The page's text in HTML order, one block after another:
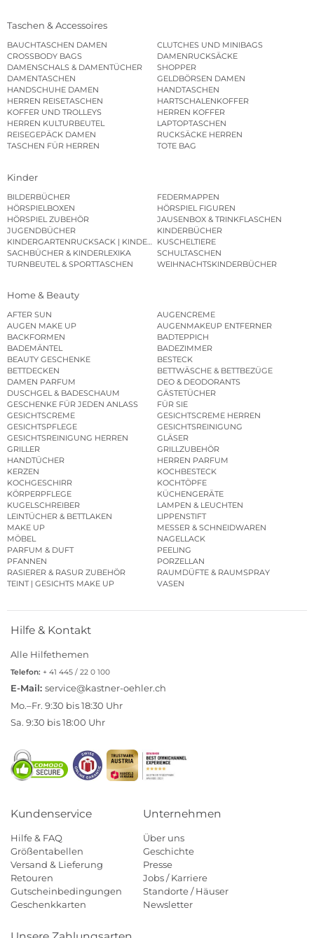
Taschen & Accessoires
BAUCHTASCHEN DAMEN
CLUTCHES UND MINIBAGS
CROSSBODY BAGS
DAMENRUCKSÄCKE
DAMENSCHALS & DAMENTÜCHER
SHOPPER
DAMENTASCHEN
GELDBÖRSEN DAMEN
HANDSCHUHE DAMEN
HANDTASCHEN
HERREN REISETASCHEN
HARTSCHALENKOFFER
KOFFER UND TROLLEYS
HERREN KOFFER
HERREN KULTURBEUTEL
LAPTOPTASCHEN
REISEGEPÄCK DAMEN
RUCKSÄCKE HERREN
TASCHEN FÜR HERREN
TOTE BAG
Kinder
BILDERBÜCHER
FEDERMAPPEN
HÖRSPIELBOXEN
HÖRSPIEL FIGUREN
HÖRSPIEL ZUBEHÖR
JAUSENBOX & TRINKFLASCHEN
JUGENDBÜCHER
KINDERBÜCHER
KINDERGARTENRUCKSACK | KINDERGARTENBEUTEL
KUSCHELTIERE
SACHBÜCHER & KINDERLEXIKA
SCHULTASCHEN
TURNBEUTEL & SPORTTASCHEN
WEIHNACHTSKINDERBÜCHER
Home & Beauty
AFTER SUN
AUGENCREME
AUGEN MAKE UP
AUGENMAKEUP ENTFERNER
BACKFORMEN
BADTEPPICH
BADEMÄNTEL
BADEZIMMER
BEAUTY GESCHENKE
BESTECK
BETTDECKEN
BETTWÄSCHE & BETTBEZÜGE
DAMEN PARFUM
DEO & DEODORANTS
DUSCHGEL & BADESCHAUM
GÄSTETÜCHER
GESCHENKE FÜR JEDEN ANLASS
FÜR SIE
GESICHTSCREME
GESICHTSCREME HERREN
GESICHTSPFLEGE
GESICHTSREINIGUNG
GESICHTSREINIGUNG HERREN
GLÄSER
GRILLER
GRILLZUBEHÖR
HANDTÜCHER
HERREN PARFUM
KERZEN
KOCHBESTECK
KOCHGESCHIRR
KOCHTÖPFE
KÖRPERPFLEGE
KÜCHENGERÄTE
KUGELSCHREIBER
LAMPEN & LEUCHTEN
LEINTÜCHER & BETTLAKEN
LIPPENSTIFT
MAKE UP
MESSER & SCHNEIDWAREN
MÖBEL
NAGELLACK
PARFUM & DUFT
PEELING
PFANNEN
PORZELLAN
RASIERER & RASUR ZUBEHÖR
RAUMDÜFTE & RAUMSPRAY
TEINT | GESICHTS MAKE UP
VASEN
Hilfe & Kontakt
Alle Hilfethemen
Telefon: + 41 445 / 22 0 100
E-Mail: service@kastner-oehler.ch
Mo.–Fr. 9:30 bis 18:30 Uhr
Sa. 9:30 bis 18:00 Uhr
Kundenservice
Hilfe & FAQ
Größentabellen
Versand & Lieferung
Retouren
Gutscheinbedingungen
Geschenkkarten
Unternehmen
Über uns
Geschichte
Presse
Jobs / Karriere
Standorte / Häuser
Newsletter